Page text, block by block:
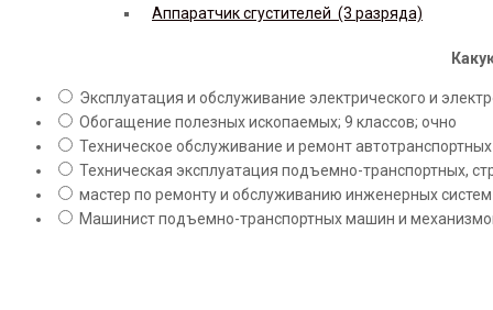
Аппаратчик сгустителей (3 разряда)
Эксплуатация и обслуживание электрического и
Обогащение полезных ископаемых; 9 классов; очно
Техническое обслуживание и ремонт
Техническая эксплуатация подъемно-транспортных,
мастер по ремонту и обслуживанию инженерных
Машинист подъемно-транспортных машин и